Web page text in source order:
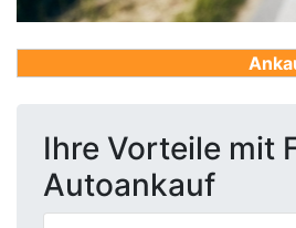
Ihre Vorteile mit
Autoankauf